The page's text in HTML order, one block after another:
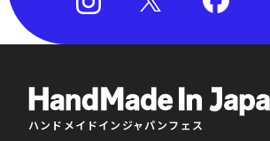
ハンドメイドインジャパンフェス